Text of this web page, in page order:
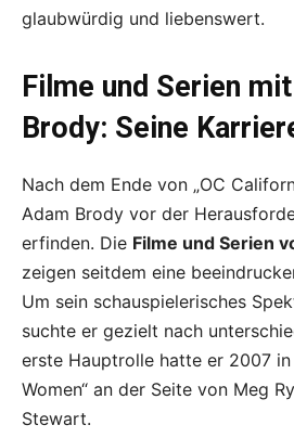
glaubwürdig und liebenswert.
Filme und Serien
Brody: Seine
Nach dem Ende von „OC
Adam Brody vor der
erfinden. Die Filme und Serien
zeigen seitdem eine
Um sein schauspielerisches
suchte er gezielt nach
erste Hauptrolle hatte er 2007 in
Women“ an der Seite von Meg
Stewart.